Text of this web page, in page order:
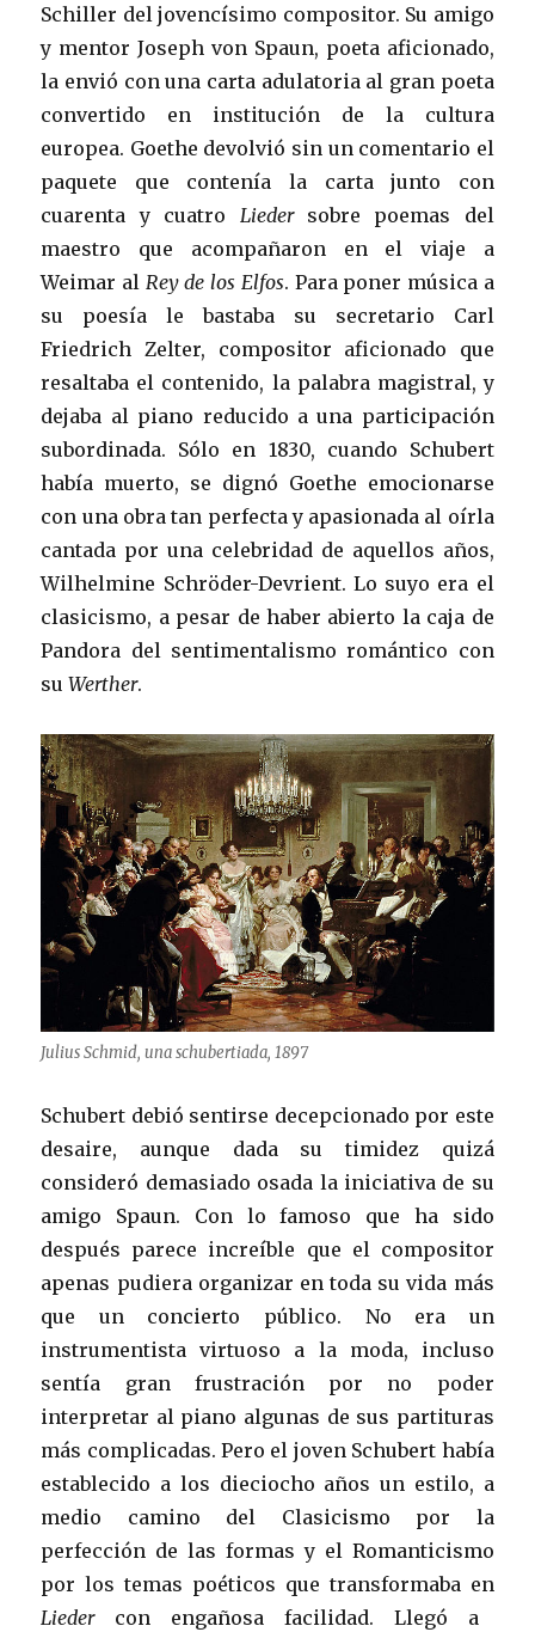
Schiller del jovencísimo compositor. Su amigo
y mentor Joseph von Spaun, poeta aficionado,
la envió con una carta adulatoria al gran poeta
convertido en institución de la cultura
europea. Goethe devolvió sin un comentario el
paquete que contenía la carta junto con
cuarenta y cuatro Liedersobre poemas del
maestro que acompañaron en el viaje a
Weimar al Rey de los Elfos. Para poner música a
su poesía le bastaba su secretario Carl
Friedrich Zelter, compositor aficionado que
resaltaba el contenido, la palabra magistral, y
dejaba al piano reducido a una participación
subordinada. Sólo en 1830, cuando Schubert
había muerto, se dignó Goethe emocionarse
con una obra tan perfecta y apasionada al oírla
cantada por una celebridad de aquellos años,
Wilhelmine Schröder-Devrient. Lo suyo era el
clasicismo, a pesar de haber abierto la caja de
Pandora del sentimentalismo romántico con
suWerther.
Julius Schmid, una schubertiada, 1897
Schubert debió sentirse decepcionado por este
desaire, aunque dada su timidez quizá
consideró demasiado osada la iniciativa de su
amigo Spaun. Con lo famoso que ha sido
después parece increíble que el compositor
apenas pudiera organizar en toda su vida más
que un concierto público. No era un
instrumentista virtuoso a la moda, incluso
sentía gran frustración por no poder
interpretar al piano algunas de sus partituras
más complicadas. Pero el joven Schubert había
establecido a los dieciocho años un estilo, a
medio camino del Clasicismo por la
perfección de las formas y el Romanticismo
por los temas poéticos que transformaba en
Liedercon engañosa facilidad. Llegó a